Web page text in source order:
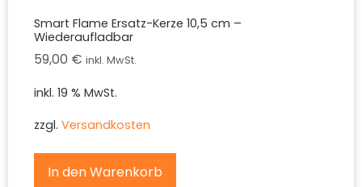
Smart Flame Ersatz-Kerze 10,5 cm –
Wiederaufladbar
59,00 € inkl. MwSt.
inkl. 19 % MwSt.
zzgl. Versandkosten
In den Warenkorb